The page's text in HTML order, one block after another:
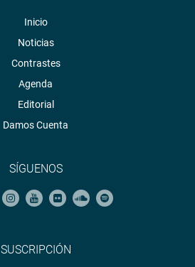
Inicio
Noticias
Contrastes
Agenda
Editorial
Damos Cuenta
SÍGUENOS
SUSCRIPCIÓN